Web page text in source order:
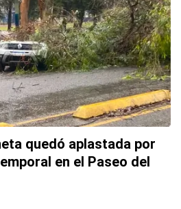
quedó aplastada por
en el Paseo del